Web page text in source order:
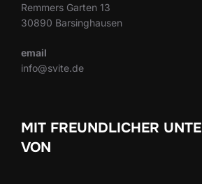
Remmers Garten 13
30890 Barsinghausen
email
info@svite.de
MIT FREUNDLICHER
VON